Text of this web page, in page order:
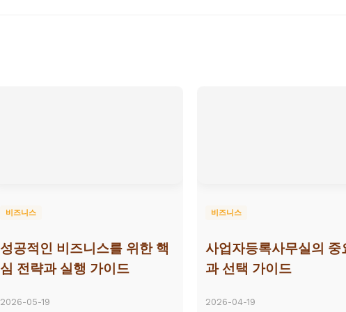
비즈니스
성공적인 비즈니스를 위한 핵
심 전략과 실행 가이드
2026-05-19
비즈니스
사업자등록사무실의 중
과 선택 가이드
2026-04-19